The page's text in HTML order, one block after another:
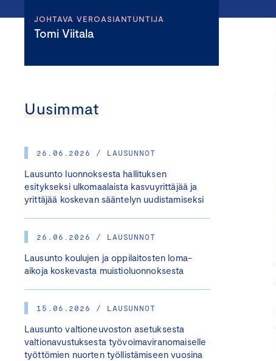
JOHTAVA VEROASIANTUNTIJA
Tomi Viitala
Uusimmat
26.06.2026 / LAUSUNNOT
Lausunto luonnoksesta hallituksen
esitykseksi ulkomaalaista kasvuyrittäjää ja
yrittäjää koskevan sääntelyn uudistamiseksi
26.06.2026 / LAUSUNNOT
Lausunto koulujen ja oppilaitosten loma-
aikoja koskevasta muistioluonnoksesta
15.06.2026 / LAUSUNNOT
Lausunto valtioneuvoston asetuksesta
valtionavustuksesta työvoimaviranomaiselle
työttömien nuorten työllistämiseen vuosina